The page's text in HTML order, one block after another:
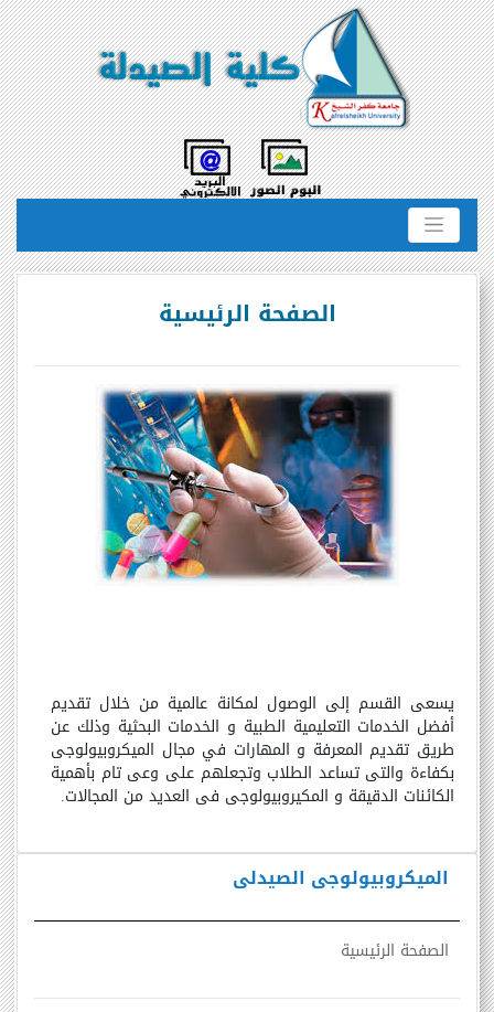
الميكروبيولوجى الصيدلى
الصفحة الرئيسية
الصفحة الرئيسية
يسعى القسم إلى الوصول لمكانة عالمية من خلال تقديم
أفضل الخدمات التعليمية الطبية و الخدمات البحثية وذلك عن
طريق تقديم المعرفة و المهارات في مجال الميكروبيولوجى
بكفاءة والتى تساعد الطلاب وتجعلهم على وعى تام بأهمية
الكائنات الدقيقة و المكيروبيولوجى فى العديد من المجالات.